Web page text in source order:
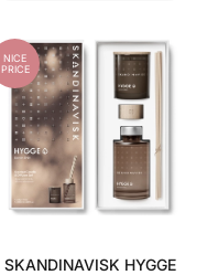
NICE
PRICE
SKANDINAVISK HYGGE